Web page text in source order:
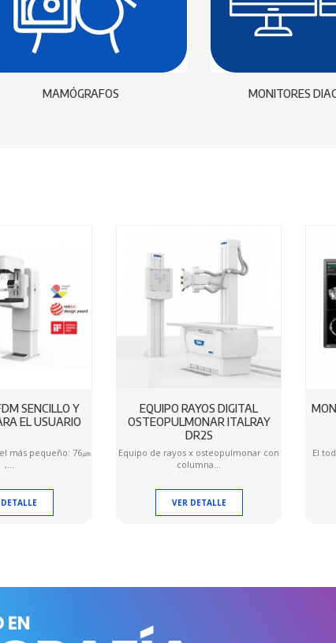
MAMÓGRAFOS MONITORES
SENCILLO Y
EL USUARIO
más pequeño: 76㎛
,...
EQUIPO RAYOS DIGITAL
OSTEOPULMONAR ITALRAY
DR2S
Equipo de rayos x osteopulmonar con
columna...
VER DETALLE
El